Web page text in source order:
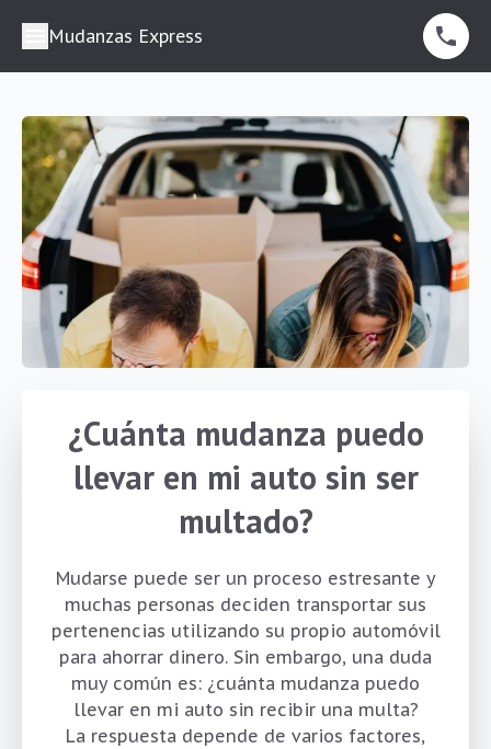
Mudanzas Express
¿Cuánta mudanza puedo
llevar en mi auto sin ser
multado?
Mudarse puede ser un proceso estresante y
muchas personas deciden transportar sus
pertenencias utilizando su propio automóvil
para ahorrar dinero. Sin embargo, una duda
muy común es: ¿cuánta mudanza puedo
llevar en mi auto sin recibir una multa?
La respuesta depende de varios factores,